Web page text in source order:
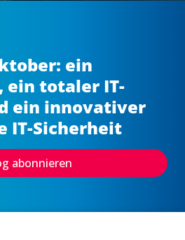
ein
ein totaler IT-
ein innovativer
IT-Sicherheit
abonnieren